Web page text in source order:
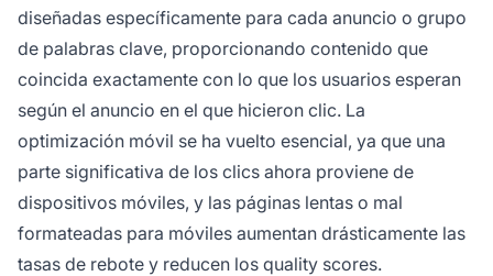
diseñadas específicamente para cada anuncio o grupo
de palabras clave, proporcionando contenido que
coincida exactamente con lo que los usuarios esperan
según el anuncio en el que hicieron clic. La
optimización móvil se ha vuelto esencial, ya que una
parte significativa de los clics ahora proviene de
dispositivos móviles, y las páginas lentas o mal
formateadas para móviles aumentan drásticamente las
tasas de rebote y reducen los quality scores.